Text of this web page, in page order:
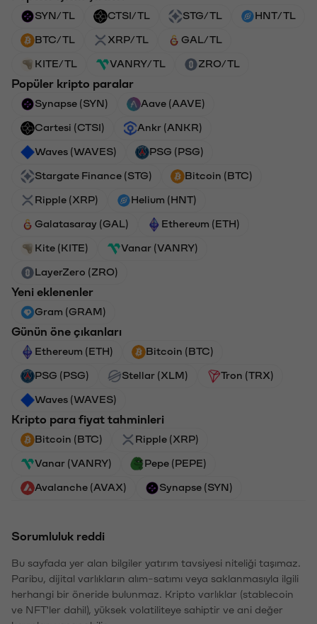
SYN/TL CTSI/TL STG/TL HNT/TL
BTC/TL XRP/TL GAL/TL
KITE/TL VANRY/TL ZRO/TL
Popüler kripto paralar
Synapse (SYN) Aave (AAVE)
Cartesi (CTSI) Ankr (ANKR)
Waves (WAVES) PSG (PSG)
Stargate Finance (STG) Bitcoin (BTC)
Ripple (XRP) Helium (HNT)
Galatasaray (GAL) Ethereum (ETH)
Kite (KITE) Vanar (VANRY)
LayerZero (ZRO)
Yeni eklenenler
Gram (GRAM)
Günün öne çıkanları
Ethereum (ETH) Bitcoin (BTC)
PSG (PSG) Stellar (XLM) Tron (TRX)
Waves (WAVES)
Kripto para fiyat tahminleri
Bitcoin (BTC) Ripple (XRP)
Vanar (VANRY) Pepe (PEPE)
Avalanche (AVAX) Synapse (SYN)
Sorumluluk reddi
Bu sayfada yer alan bilgiler yatırım tavsiyesi niteliği taşımaz.
Paribu, dijital varlıkların alım-satımı veya saklanmasıyla ilgili
herhangi bir öneride bulunmaz. Kripto varlıklar (stablecoin
ve NFT'ler dahil), yüksek volatiliteye sahiptir ve ani değer